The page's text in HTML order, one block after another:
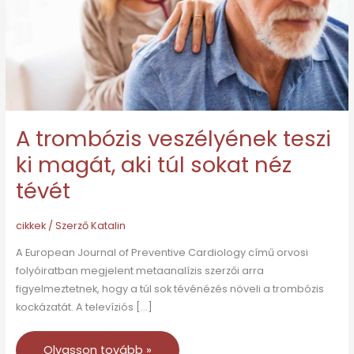
A trombózis veszélyének teszi
ki magát, aki túl sokat néz
tévét
cikkek/ SzerzőKatalin
A European Journal of Preventive Cardiology című orvosi
folyóiratban megjelent metaanalízis szerzői arra
figyelmeztetnek, hogy a túl sok tévénézés növeli a trombózis
kockázatát. A televíziós […]
magát,
tévét
Olvasson tovább »